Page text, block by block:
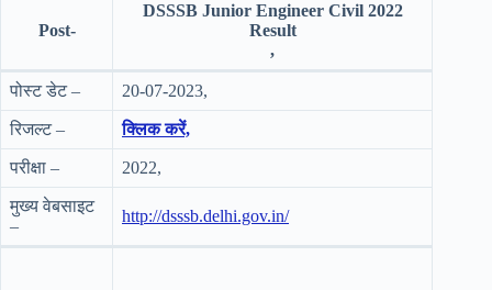
Post-
DSSSB Junior Engineer Civil 2022
Result
,
पोस्ट डेट – 20-07-2023,
रिजल्ट – क्लिक करें,
परीक्षा – 2022,
मुख्य वेबसाइट
–
http://dsssb.delhi.gov.in/